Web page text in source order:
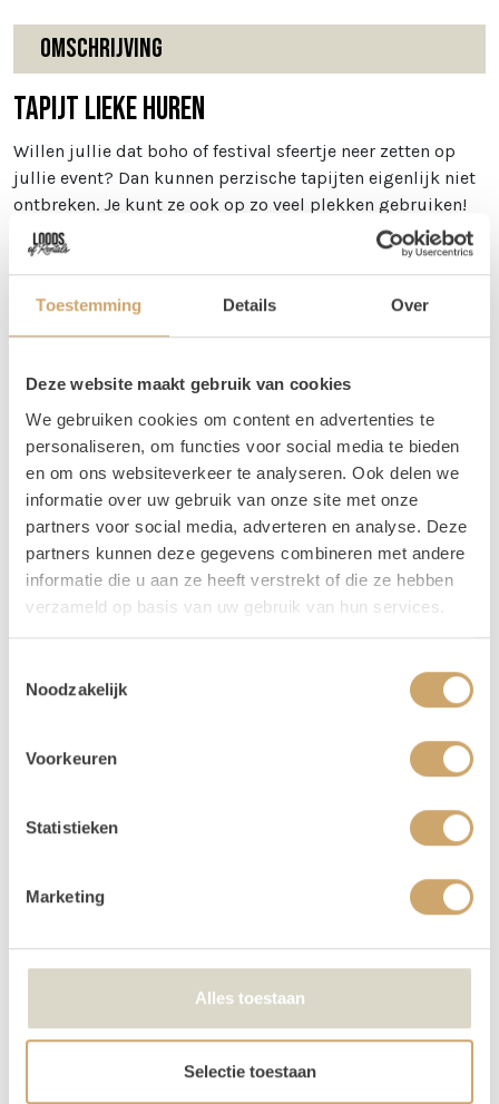
Toestemming Details Over
Deze website maakt gebruik van cookies
We gebruiken cookies om content en advertenties te
personaliseren, om functies voor social media te bieden
en om ons websiteverkeer te analyseren. Ook delen we
informatie over uw gebruik van onze site met onze
partners voor social media, adverteren en analyse. Deze
partners kunnen deze gegevens combineren met andere
informatie die u aan ze heeft verstrekt of die ze hebben
verzameld op basis van uw gebruik van hun services.
Noodzakelijk
Voorkeuren
Statistieken
Marketing
Alles toestaan
Selectie toestaan
Omschrijving
Tapijt Lieke huren
Willen jullie dat boho of festival sfeertje neer zetten op
jullie event? Dan kunnen perzische tapijten eigenlijk niet
ontbreken. Je kunt ze ook op zo veel plekken gebruiken!
Zo kun je een perzische tapijt gebruiken bij jullie
welkomst hoek, maar je kunt ook meerdere tapijten
zelf ook veel bij het creëren van verschillende zitjes.
Tapijt Lieke is 175 x 235 cm
Vragen
Wil je weten welke tapijten mooi bij elkaar staan, maar
kun je dit zelf niet zo goed bepalen via de foto's? Stuur
ons dan een berichtje! Je kunt ons bereiken op 06 20 21 73
66 of mail naarinfo@loodsofrentals.nl. We adviseren je
graag!
Verhuur - Hoe werkt het?
Al onze verhuur items huur je voor
3 dagen, voor de
prijs van 1
! Zo krijg je lekker de tijd om op en af te
zaterdag, of zondag) dan loopt jouw huurperiode tot
gebruiksdag. Dus huur je op 25 april, kies dan van 25
april t/m 25 april. De andere dagen krijg je van ons
Betalen kan via iDeal of op factuur. Je boeking is
Je kunt de items laten bezorgen of zelf in Utrecht
komen ophalen.
We kunnen de order ook voor je bezorgen! Bij een
orderbedrag boven de €300 krijg je korting op de
Is er iets beschadigd? Dat kan gebeuren. Helaas